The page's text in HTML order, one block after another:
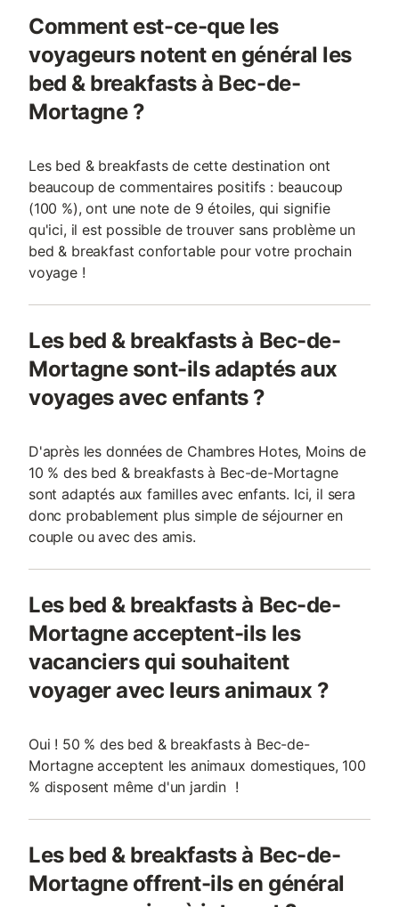
Comment est-ce-que les
voyageurs notent en général les
bed & breakfasts à Bec-de-
Mortagne ?
Les bed & breakfasts de cette destination ont
beaucoup de commentaires positifs : beaucoup
(100 %), ont une note de 9 étoiles, qui signifie
qu'ici, il est possible de trouver sans problème un
bed & breakfast confortable pour votre prochain
voyage !
Les bed & breakfasts à Bec-de-
Mortagne sont-ils adaptés aux
voyages avec enfants ?
D'après les données de Chambres Hotes, Moins de
10 % des bed & breakfasts à Bec-de-Mortagne
sont adaptés aux familles avec enfants. Ici, il sera
donc probablement plus simple de séjourner en
couple ou avec des amis.
Les bed & breakfasts à Bec-de-
Mortagne acceptent-ils les
vacanciers qui souhaitent
voyager avec leurs animaux ?
Oui ! 50 % des bed & breakfasts à Bec-de-
Mortagne acceptent les animaux domestiques, 100
% disposent même d'un jardin !
Les bed & breakfasts à Bec-de-
Mortagne offrent-ils en général